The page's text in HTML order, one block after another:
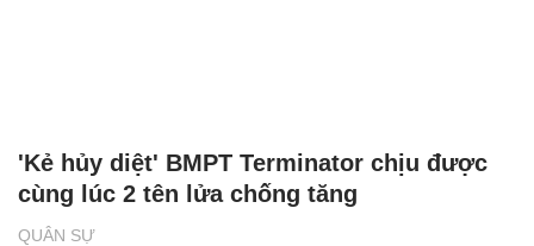
QUÂN SỰ
'Kẻ hủy diệt' BMPT Terminator chịu được
cùng lúc 2 tên lửa chống tăng